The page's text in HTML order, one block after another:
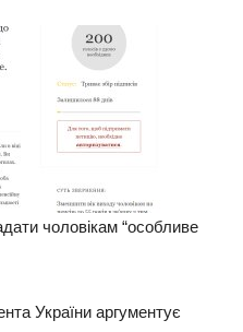
чоловікам “особливе
України аргументує